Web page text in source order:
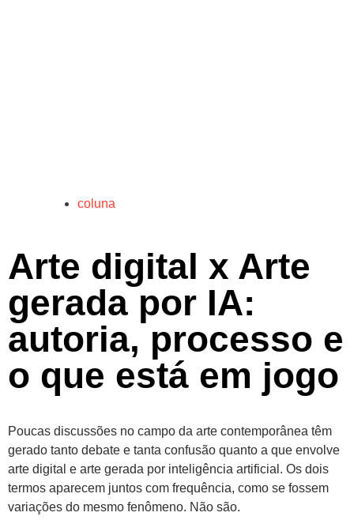
coluna
Arte digital x Arte
gerada por IA:
autoria, processo e
o que está em jogo
Poucas discussões no campo da arte contemporânea têm
gerado tanto debate e tanta confusão quanto a que envolve
arte digital e arte gerada por inteligência artificial. Os dois
termos aparecem juntos com frequência, como se fossem
variações do mesmo fenômeno. Não são.